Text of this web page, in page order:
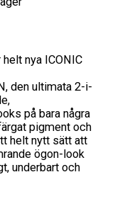
nya ICONIC
den ultimata 2-i-
på bara några
pigment och
helt nytt sätt att
ögon-look
underbart och